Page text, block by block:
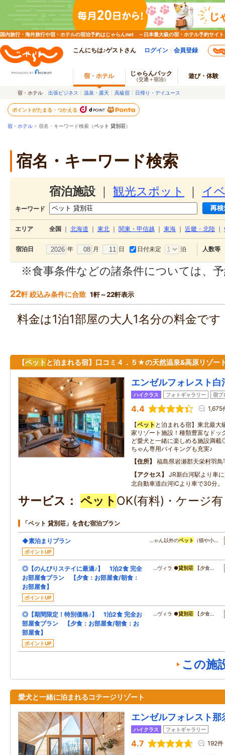
国内旅行・海外旅行や宿・ホテルの宿泊予約はじゃらんnet ～日本最大級の宿・ホテル予約サイト
こんにちは♪ゲストさん ログイン 会員登録
宿・ホテル じゃらんパック
（交通＋宿泊） 遊び・体験
宿・ホテル 出張ビジネス 温泉・露天 高級宿 日帰り・デイユース
ポイントがたまる・つかえる
宿・ホテル > 宿名・キーワード検索（ペット 貸別荘）
宿名・キーワード検索
宿泊施設 観光スポット イ
キーワード
エリア 全国 北海道 東北 関東・甲信越 東海 近畿・北陸
宿泊日 年 月 日 日付未定 泊 人数等
※食事条件などの諸条件については、
22軒 絞込み条件に合致 1軒～22軒表示
料金は1泊1部屋の大人1名分の料金で
【ペット と泊まれる宿】口コミ４．５★の天然温泉&高原リゾー
エンゼルフォレスト白
ハイクラス フォトギャラリー 宿ブ
4.4 1,675
【ペット と泊まれる宿】東北最
家リゾート施設！種類豊富なドッ
ど愛犬と一緒に楽しめる施設満
ちゃん専用バイキングも充実♪
住所
福島県岩瀬郡天栄村羽鳥
アクセス
JR新白河駅より車
北自動車道白河ICより車で30分。
サービス ペット OK(有料)・ケージ
「ペット 貸別荘」を含む宿泊プラン
◆素泊まりプラン
ポイントUP
…ゃん以外のペット （猫や小…
◎【のんびりステイに最適♪】 1泊2食 完全
お部屋食プラン 【夕食：お部屋食/朝食：
お部屋食】
ポイントUP
…ヴィラ ●貸別荘 【夕食…
◎【期間限定！特別価格♪】 1泊2食 完全お
部屋食プラン 【夕食：お部屋食/朝食：お
部屋食】
ポイントUP
…ヴィラ ●貸別荘 【夕食…
この施
愛犬と一緒に泊まれるコテージリゾート
エンゼルフォレスト那
ハイクラス フォトギャラリー
4.7 192件